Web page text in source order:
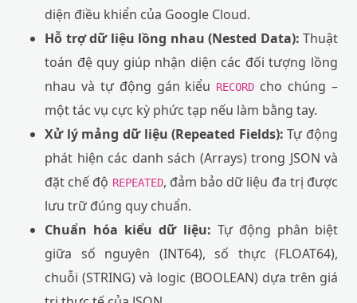
diện điều khiển của Google Cloud.
Hỗ trợ dữ liệu lồng nhau (Nested Data): Thuật
toán đệ quy giúp nhận diện các đối tượng lồng
nhau và tự động gán kiểu RECORD cho chúng –
một tác vụ cực kỳ phức tạp nếu làm bằng tay.
Xử lý mảng dữ liệu (Repeated Fields): Tự động
phát hiện các danh sách (Arrays) trong JSON và
đặt chế độ REPEATED, đảm bảo dữ liệu đa trị được
lưu trữ đúng quy chuẩn.
Chuẩn hóa kiểu dữ liệu: Tự động phân biệt
giữa số nguyên (INT64), số thực (FLOAT64),
chuỗi (STRING) và logic (BOOLEAN) dựa trên giá